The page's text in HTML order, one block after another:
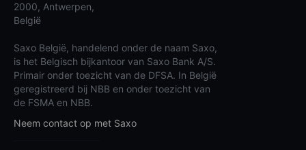
2000, Antwerpen,
België
Saxo België, handelend onder de naam Saxo,
is het Belgisch bijkantoor van Saxo Bank A/S.
Primair onder toezicht van de DFSA. In België
geregistreerd bij NBB en onder toezicht van
de FSMA en NBB.
Neem contact op met Saxo